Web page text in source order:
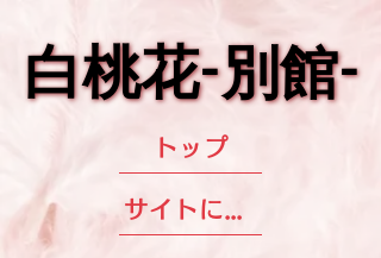
白桃花-別館-
白桃花-別館-
トップ
サイトについて